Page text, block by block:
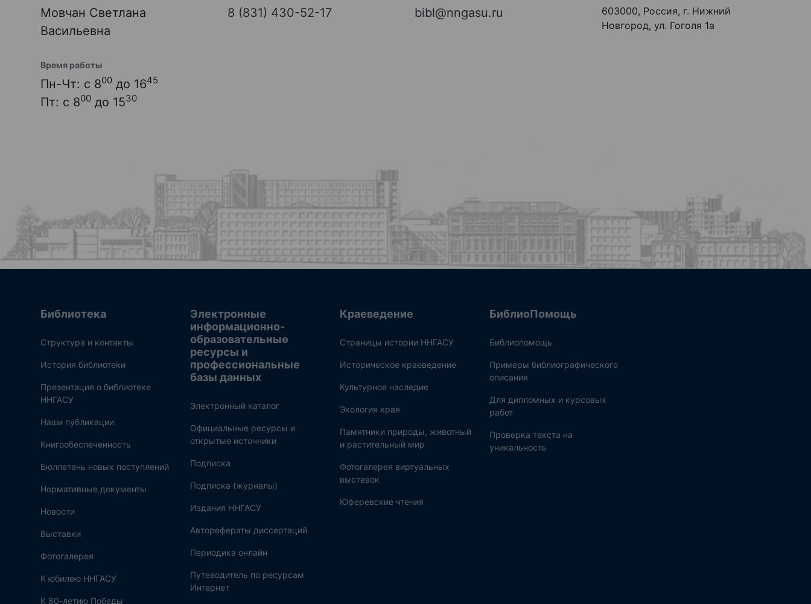
Мовчан Светлана
Васильевна
8 (831) 430-52-17 bibl@nngasu.ru
603000, Россия, г. Нижний
Новгород, ул. Гоголя 1а
Время работы
Пн-Чт: с 800 до 1645
Пт: с 800 до 1530
Библиотека
Структура и контакты
История библиотеки
Презентация о библиотеке
ННГАСУ
Наши публикации
Книгообеспеченность
Бюллетень новых поступлений
Нормативные документы
Новости
Выставки
Фотогалерея
К юбилею ННГАСУ
К 80-летию Победы
Электронные
информационно-
образовательные
ресурсы и
профессиональные
базы данных
Электронный каталог
Официальные ресурсы и
открытые источники
Подписка
Подписка (журналы)
Издания ННГАСУ
Авторефераты диссертаций
Периодика онлайн
Путеводитель по ресурсам
Интернет
Краеведение
Страницы истории ННГАСУ
Историческое краеведение
Культурное наследие
Экология края
Памятники природы, животный
и растительный мир
Фотогалерея виртуальных
выставок
Юферевские чтения
БиблиоПомощь
Библиопомощь
Примеры библиографического
описания
Для дипломных и курсовых
работ
Проверка текста на
уникальность